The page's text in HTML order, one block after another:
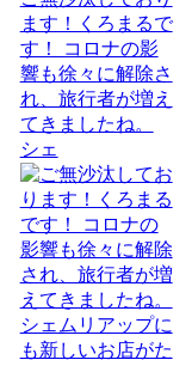
ます！くろまるで
す！ コロナの影
響も徐々に解除さ
れ、旅行者が増え
てきましたね。
シェ